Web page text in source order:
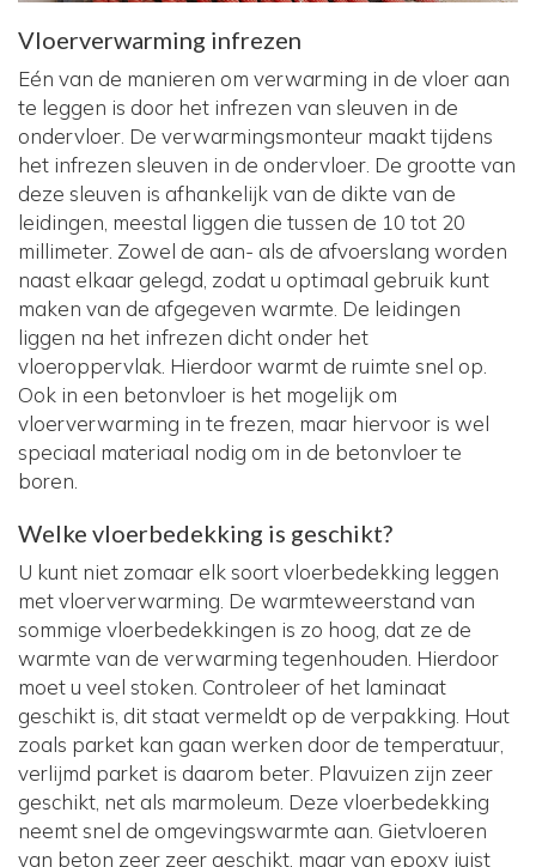
Vloerverwarming infrezen
Eén van de manieren om verwarming in de vloer aan
te leggen is door het infrezen van sleuven in de
ondervloer. De verwarmingsmonteur maakt tijdens
het infrezen sleuven in de ondervloer. De grootte van
deze sleuven is afhankelijk van de dikte van de
leidingen, meestal liggen die tussen de 10 tot 20
millimeter. Zowel de aan- als de afvoerslang worden
naast elkaar gelegd, zodat u optimaal gebruik kunt
maken van de afgegeven warmte. De leidingen
liggen na het infrezen dicht onder het
vloeroppervlak. Hierdoor warmt de ruimte snel op.
Ook in een betonvloer is het mogelijk om
vloerverwarming in te frezen, maar hiervoor is wel
speciaal materiaal nodig om in de betonvloer te
boren.
Welke vloerbedekking is geschikt?
U kunt niet zomaar elk soort vloerbedekking leggen
met vloerverwarming. De warmteweerstand van
sommige vloerbedekkingen is zo hoog, dat ze de
warmte van de verwarming tegenhouden. Hierdoor
moet u veel stoken. Controleer of het laminaat
geschikt is, dit staat vermeldt op de verpakking. Hout
zoals parket kan gaan werken door de temperatuur,
verlijmd parket is daarom beter. Plavuizen zijn zeer
geschikt, net als marmoleum. Deze vloerbedekking
neemt snel de omgevingswarmte aan. Gietvloeren
van beton zeer zeer geschikt, maar van epoxy juist